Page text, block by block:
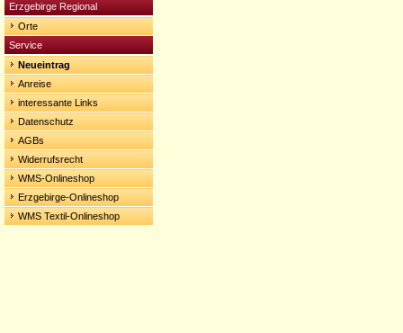
Erzgebirge Regional
Orte
Service
Neueintrag
Anreise
interessante Links
Datenschutz
AGBs
Widerrufsrecht
WMS-Onlineshop
Erzgebirge-Onlineshop
WMS Textil-Onlineshop